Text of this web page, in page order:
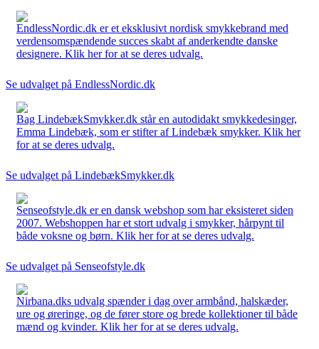
EndlessNordic.dk er et eksklusivt nordisk smykkebrand med
verdensomspændende succes skabt af anderkendte danske
designere. Klik her for at se deres udvalg.
Se udvalget på EndlessNordic.dk
Bag LindebækSmykker.dk står en autodidakt smykkedesinger,
Emma Lindebæk, som er stifter af Lindebæk smykker. Klik her
for at se deres udvalg.
Se udvalget på LindebækSmykker.dk
Senseofstyle.dk er en dansk webshop som har eksisteret siden
2007. Webshoppen har et stort udvalg i smykker, hårpynt til
både voksne og børn. Klik her for at se deres udvalg.
Se udvalget på Senseofstyle.dk
Nirbana.dks udvalg spænder i dag over armbånd, halskæder,
ure og øreringe, og de fører store og brede kollektioner til både
mænd og kvinder. Klik her for at se deres udvalg.